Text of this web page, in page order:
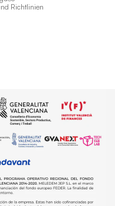
Richtlinien